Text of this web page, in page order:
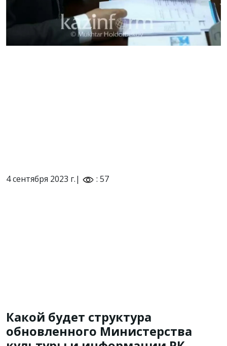
4 сентября 2023 г.| : 57
Какой будет структура
обновленного Министерства